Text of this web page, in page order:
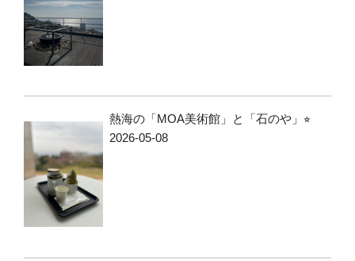
熱海の「MOA美術館」と「石のや」⭐︎
2026-05-08